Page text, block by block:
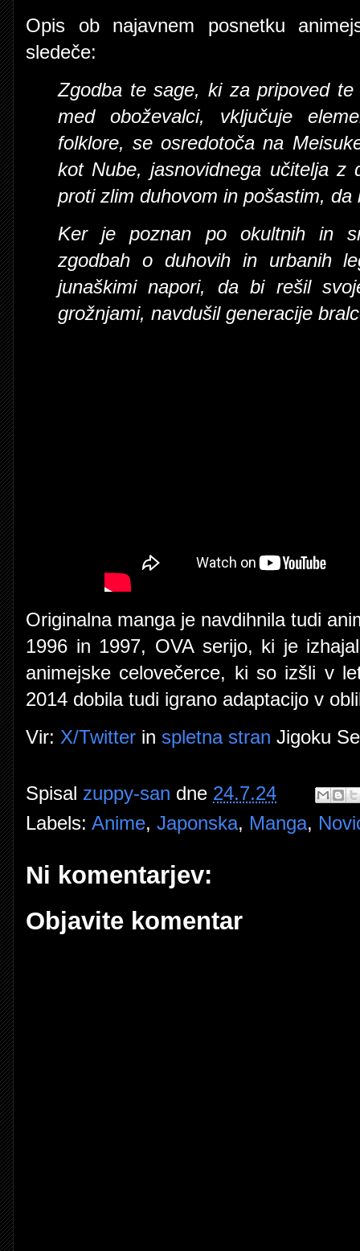
Opis ob najavnem posnetku
sledeče:
Zgodba te sage, ki za pripoved te
med oboževalci, vključuje
folklore, se osredotoča na
kot Nube, jasnovidnega učitelja z
proti zlim duhovom in pošastim, da
Ker je poznan po okultnih in
zgodbah o duhovih in urbanih
junaškimi napori, da bi rešil
grožnjami, navdušil generacije
Originalna manga je navdihnila tudi
1996 in 1997, OVA serijo, ki je
animejske celovečerce, ki so izšli v
2014 dobila tudi igrano adaptacijo v
Vir: X/Twitter in spletna stran Jigoku
Spisal zuppy-san dne 24.7.24
Labels: Anime, Japonska, Manga,
Ni komentarjev:
Objavite komentar